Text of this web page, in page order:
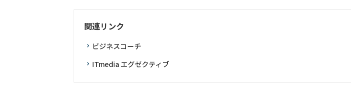
関連リンク
ビジネスコーチ
ITmedia エグゼクティブ